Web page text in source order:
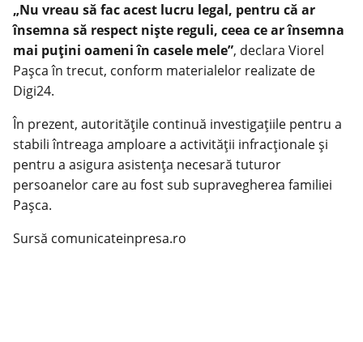
„Nu vreau să fac acest lucru legal, pentru că ar
însemna să respect niște reguli, ceea ce ar însemna
mai puțini oameni în casele mele”, declara Viorel
Pașca în trecut, conform materialelor realizate de
Digi24.
În prezent, autoritățile continuă investigațiile pentru a
stabili întreaga amploare a activității infracționale și
pentru a asigura asistența necesară tuturor
persoanelor care au fost sub supravegherea familiei
Pașca.
Sursă comunicateinpresa.ro